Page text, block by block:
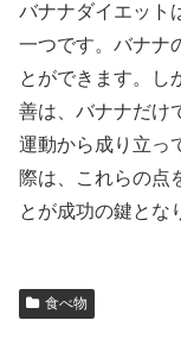
バナナダイエット
一つです。バナナ
とができます。し
善は、バナナだけ
運動から成り立っ
際は、これらの点
とが成功の鍵とな
食べ物